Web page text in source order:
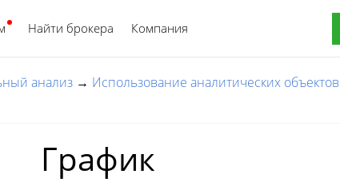
Найти брокера Компания
Русский
анализ → Использование аналитических объектов
График